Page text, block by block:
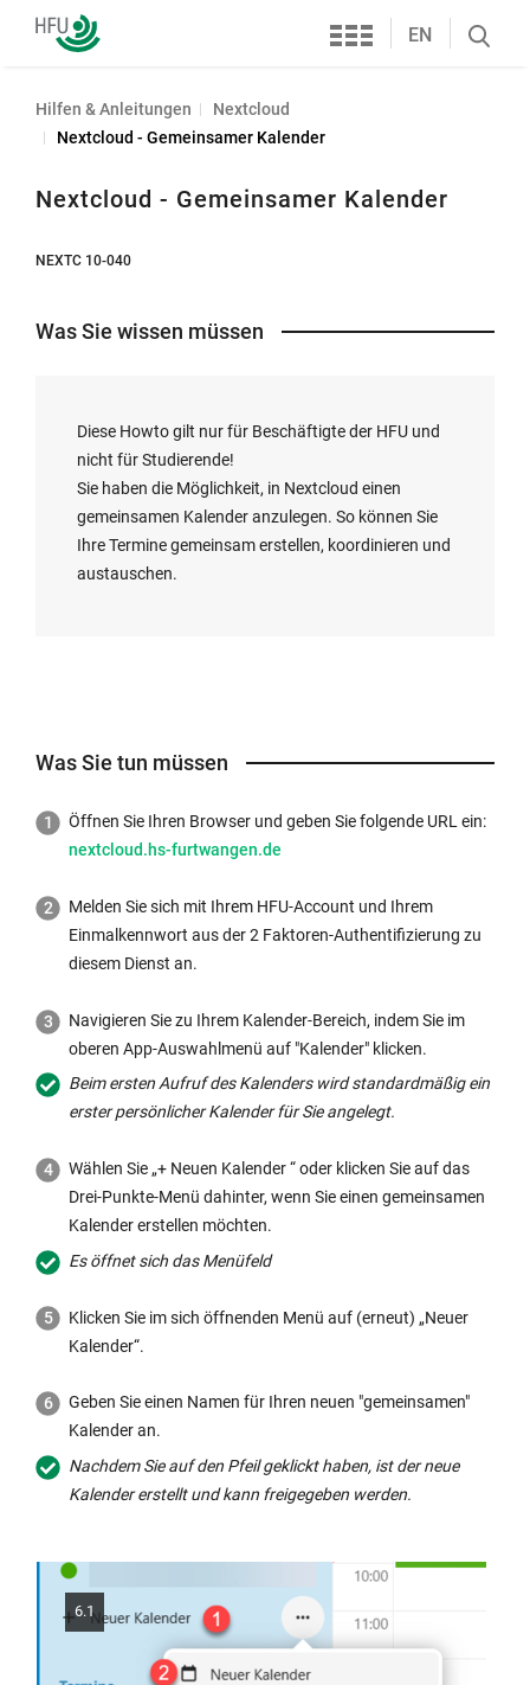
Hochschule
Furtwangen
Services
EN
Search
Hilfen & Anleitungen
Nextcloud
Nextcloud - Gemeinsamer Kalender
Nextcloud - Gemeinsamer Kalender
NEXTC 10-040
Was Sie wissen müssen
Diese Howto gilt nur für Beschäftigte der HFU und
nicht für Studierende!
Sie haben die Möglichkeit, in Nextcloud einen
gemeinsamen Kalender anzulegen. So können Sie
Ihre Termine gemeinsam erstellen, koordinieren und
austauschen.
Was Sie tun müssen
Öffnen Sie Ihren Browser und geben Sie folgende URL ein:
nextcloud.hs-furtwangen.de
Melden Sie sich mit Ihrem HFU-Account und Ihrem
Einmalkennwort aus der 2 Faktoren-Authentifizierung zu
diesem Dienst an.
Navigieren Sie zu Ihrem Kalender-Bereich, indem Sie im
oberen App-Auswahlmenü auf "Kalender" klicken.
Beim ersten Aufruf des Kalenders wird standardmäßig ein
erster persönlicher Kalender für Sie angelegt.
Wählen Sie „+ Neuen Kalender “ oder klicken Sie auf das
Drei-Punkte-Menü dahinter, wenn Sie einen gemeinsamen
Kalender erstellen möchten.
Es öffnet sich das Menüfeld
Klicken Sie im sich öffnenden Menü auf (erneut) „Neuer
Kalender“.
Geben Sie einen Namen für Ihren neuen "gemeinsamen"
Kalender an.
Nachdem Sie auf den Pfeil geklickt haben, ist der neue
Kalender erstellt und kann freigegeben werden.
6.1